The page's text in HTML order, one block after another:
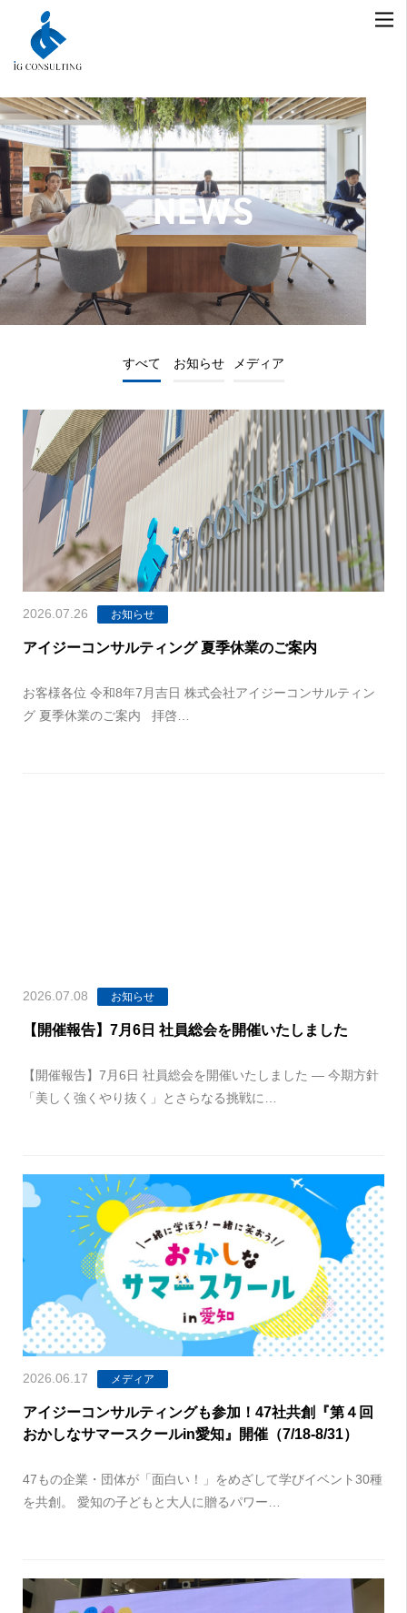
NEWS
すべて お知らせ メディア
2026.07.26 お知らせ
アイジーコンサルティング 夏季休業のご案内
お客様各位 令和8年7月吉日 株式会社アイジーコンサルティン
グ 夏季休業のご案内 拝啓…
2026.07.08 お知らせ
【開催報告】7月6日 社員総会を開催いたしました
【開催報告】7月6日 社員総会を開催いたしました ― 今期方針
「美しく強くやり抜く」とさらなる挑戦に…
2026.06.17 メディア
アイジーコンサルティングも参加！47社共創『第４回
おかしなサマースクールin愛知』開催（7/18-8/31）
47もの企業・団体が「面白い！」をめざして学びイベント30種
を共創。 愛知の子どもと大人に贈るパワー…